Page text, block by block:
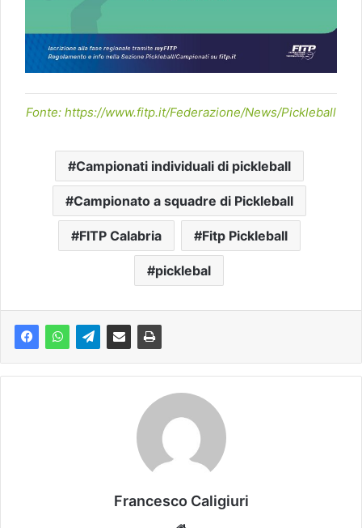
Fonte: https://www.fitp.it/Federazione/News/Pickleball
Campionati individuali di pickleball
Campionato a squadre di Pickleball
FITP Calabria Fitp Pickleball
picklebal
Francesco Caligiuri